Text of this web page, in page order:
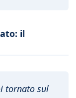
il
tornato sul